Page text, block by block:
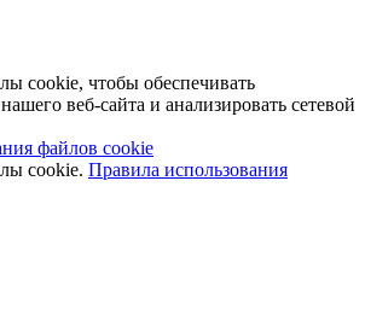
cookie, чтобы обеспечивать
веб-сайта и анализировать сетевой
файлов cookie
cookie. Правила использования